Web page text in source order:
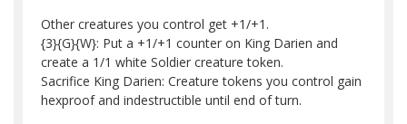
Other creatures you control get +1/+1.
{3}{G}{W}: Put a +1/+1 counter on King Darien and
create a 1/1 white Soldier creature token.
Sacrifice King Darien: Creature tokens you control gain
hexproof and indestructible until end of turn.